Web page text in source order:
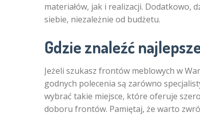
materiałów, jak i realizacji. Dodatkowo,
siebie, niezależnie od budżetu.
Gdzie znaleźć
Jeżeli szukasz frontów meblowych w
godnych polecenia są zarówno
wybrać takie miejsce, które oferuje
doboru frontów. Pamiętaj, że warto